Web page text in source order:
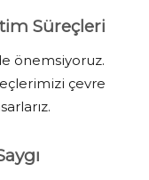
Süreçleri
önemsiyoruz.
çevre